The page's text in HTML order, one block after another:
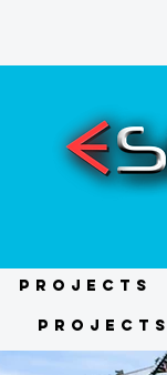
Projects
Projects